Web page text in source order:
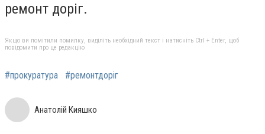
ремонт доріг.
Якщо ви помітили помилку, виділіть необхідний текст і натисніть Ctrl + Enter, щоб
повідомити про це редакцію
#прокуратура #ремонтдоріг
Анатолій Кияшко